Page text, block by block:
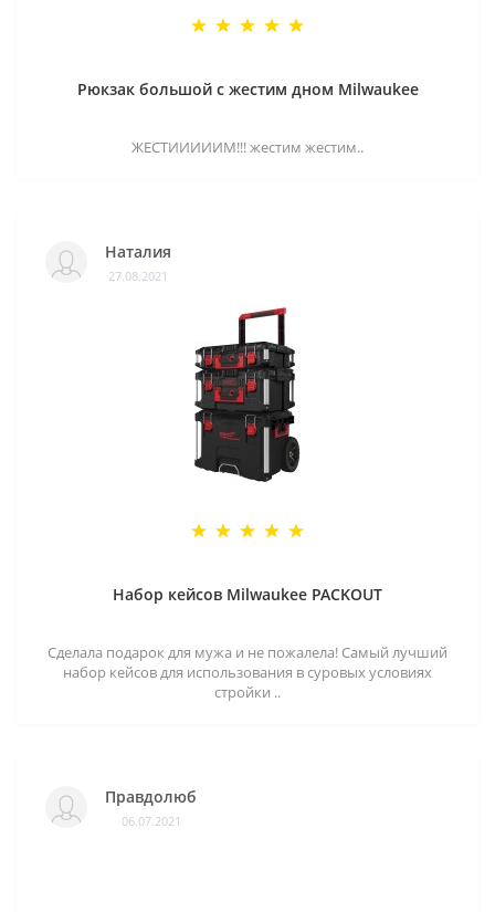
Рюкзак большой с жестим дном Milwaukee
ЖЕСТИИИИИМ!!! жестим жестим..
Наталия
27.08.2021
Набор кейсов Milwaukee PACKOUT
Сделала подарок для мужа и не пожалела! Самый лучший
набор кейсов для использования в суровых условиях
стройки ..
Правдолюб
06.07.2021